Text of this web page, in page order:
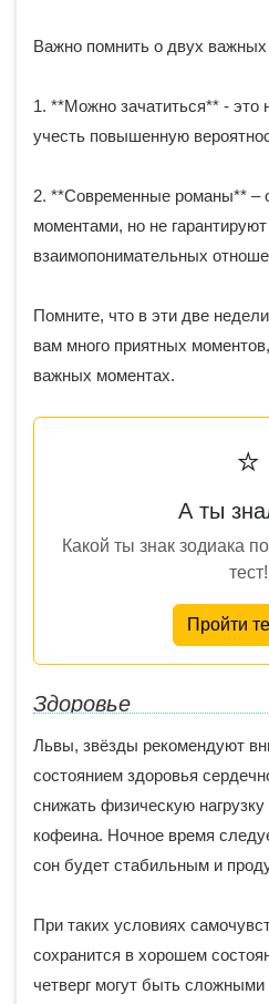
Важно помнить о двух
1. **Можно зачатиться** - это
учесть повышенную
2. **Современные романы** –
моментами, но не
взаимопонимательных
Помните, что в эти две
вам много приятных
важных моментах.
⭐
А ты
Какой ты знак зодиака
тест!
Пройти
Здоровье
Львы, звёзды рекомендуют
состоянием здоровья
снижать физическую нагрузку
кофеина. Ночное время
сон будет стабильным и
При таких условиях
сохранится в хорошем
четверг могут быть